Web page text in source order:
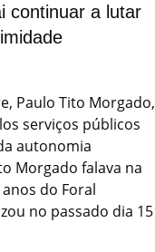
continuar a lutar
Paulo Tito Morgado,
serviços públicos
autonomia
Morgado falava na
do Foral
no passado dia 15